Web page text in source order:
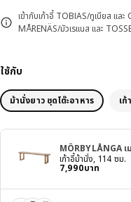
เข้ากับเก้าอี้ TOBIAS/ทูเบียส แล
MÅRENÄS/มัวเรแนส และ
ใช้กับ
ม้านั่งยาว ชุดโต๊ะอาหาร เ
MÖRBYLÅNGA
เก้าอี้ม้านั่ง, 114 ซม.
7,990บาท
ราคา 7990บาท